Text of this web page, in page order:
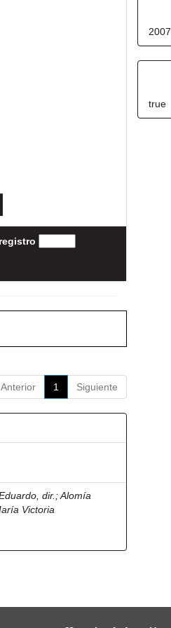
Anterior 1 Siguiente
dir. ;Alomía
Victoria
2007
true